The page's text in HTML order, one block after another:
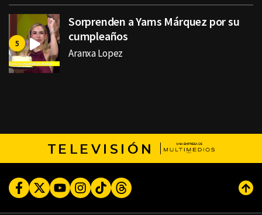
Sorprenden a Yams Márquez por su
cumpleaños
Aranxa Lopez
TELEVISIÓN
FacebookTwitterYoutubeInstagram
TikTokThreads